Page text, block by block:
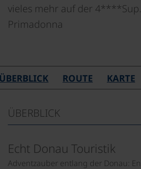
vieles mehr auf der
Primadonna
ROUTE KARTE
ÜBERBLICK
Echt Donau Touristik
Adventzauber entlang der Donau: